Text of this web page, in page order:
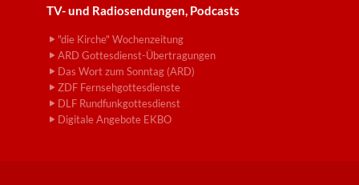
TV- und Radiosendungen, Podcasts
"die Kirche" Wochenzeitung
ARD Gottesdienst-Übertragungen
Das Wort zum Sonntag (ARD)
ZDF Fernsehgottesdienste
DLF Rundfunkgottesdienst
Digitale Angebote EKBO